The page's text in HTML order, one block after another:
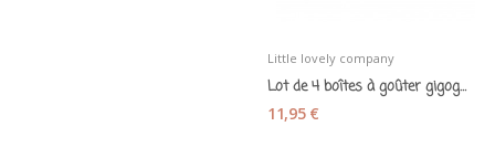
Little lovely company
Lot de 4 boîtes à goûter gigognes « Amis de la...
11,95 €